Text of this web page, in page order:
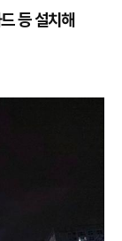
등 설치해